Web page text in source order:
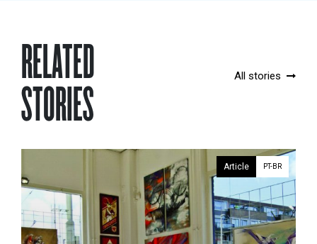
RELATED
STORIES
All stories
Article PT-BR